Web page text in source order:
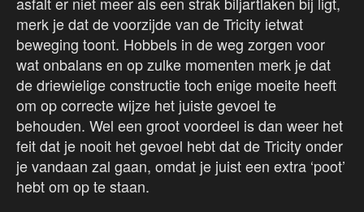
merk je dat de voorzijde van de Tricity ietwat
beweging toont. Hobbels in de weg zorgen voor
wat onbalans en op zulke momenten merk je dat
de driewielige constructie toch enige moeite heeft
om op correcte wijze het juiste gevoel te
behouden. Wel een groot voordeel is dan weer het
feit dat je nooit het gevoel hebt dat de Tricity onder
je vandaan zal gaan, omdat je juist een extra ‘poot’
hebt om op te staan.